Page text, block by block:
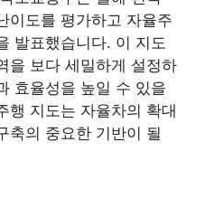
이도를 평가하고 자율주
발표했습니다. 이 지도
을 보다 세밀하게 설정하
효율성을 높일 수 있을
행 지도는 자율차의 확대
축의 중요한 기반이 될